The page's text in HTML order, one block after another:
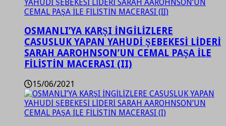
OSMANLI’YA KARŞI İNGİLİZLERE
CASUSLUK YAPAN YAHUDİ ŞEBEKESİ LİDERİ
SARAH AAROHNSON’UN CEMAL PAŞA İLE
FİLİSTİN MACERASI (II)
15/06/2021